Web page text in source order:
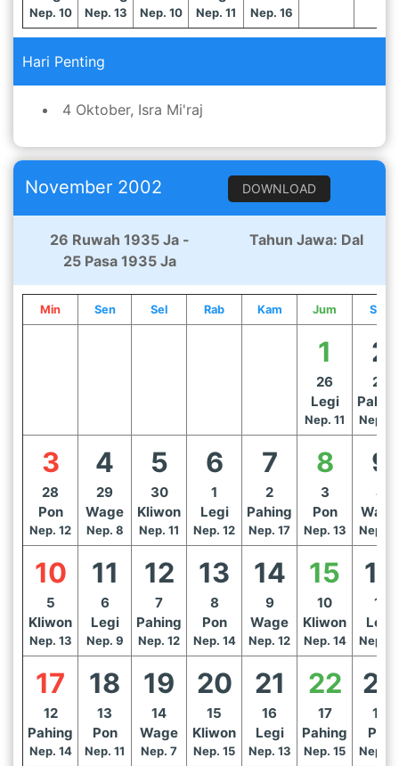
Nep. 10 Nep. 13 Nep. 10 Nep. 11 Nep. 16
Hari Penting
4 Oktober, Isra Mi'raj
November 2002 DOWNLOAD
26 Ruwah 1935 Ja -
25 Pasa 1935 Ja
Tahun Jawa: Dal
Min Sen Sel Rab Kam Jum Sab
1
26
Legi
Nep. 11
2
27
Nep.
3
28
Pon
Nep. 12
4
29
Wage
Nep. 8
5
30
Kliwon
Nep. 11
6
1
Legi
Nep. 12
7
2
Pahing
Nep. 17
8
3
Pon
Nep. 13
9
4
Wage
Nep.
10
5
Kliwon
Nep. 13
11
6
Legi
Nep. 9
12
7
Pahing
Nep. 12
13
8
Pon
Nep. 14
14
9
Wage
Nep. 12
15
10
Kliwon
Nep. 14
16
11
Legi
Nep.
17
12
Pahing
Nep. 14
18
13
Pon
Nep. 11
19
14
Wage
Nep. 7
20
15
Kliwon
Nep. 15
21
16
Legi
Nep. 13
22
17
Pahing
Nep. 15
23
18
Pon
Nep.